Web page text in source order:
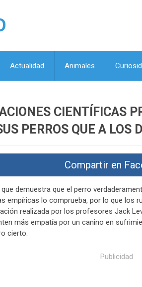
Actualidad Animales
CIENTÍFICAS
PERROS QUE A LOS
Compartir en
demuestra que el perro
empíricas lo comprueba, por lo que los
realizada por los profesores Jack
más empatía por un canino en
cierto.
Publicidad